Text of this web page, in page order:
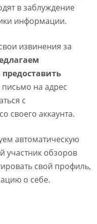
в заблуждение
информации.
извинения за
на адрес
с
своего аккаунта.
автоматическую
участник обзоров
свой профиль,
о себе.